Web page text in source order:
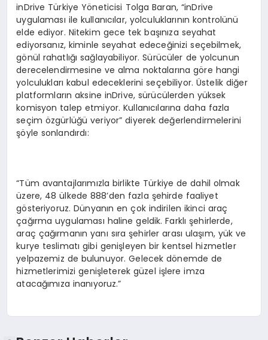
inDrive Türkiye Yöneticisi Tolga Baran, “inDrive
uygulaması ile kullanıcılar, yolculuklarının kontrolünü
elde ediyor. Nitekim gece tek başınıza seyahat
ediyorsanız, kiminle seyahat edeceğinizi seçebilmek,
gönül rahatlığı sağlayabiliyor. Sürücüler de yolcunun
derecelendirmesine ve alma noktalarına göre hangi
yolculukları kabul edeceklerini seçebiliyor. Üstelik diğer
platformların aksine inDrive, sürücülerden yüksek
komisyon talep etmiyor. Kullanıcılarına daha fazla
seçim özgürlüğü veriyor” diyerek değerlendirmelerini
şöyle sonlandırdı:
“Tüm avantajlarımızla birlikte Türkiye de dahil olmak
üzere, 48 ülkede 888’den fazla şehirde faaliyet
gösteriyoruz. Dünyanın en çok indirilen ikinci araç
çağırma uygulaması haline geldik. Farklı şehirlerde,
araç çağırmanın yanı sıra şehirler arası ulaşım, yük ve
kurye teslimatı gibi genişleyen bir kentsel hizmetler
yelpazemiz de bulunuyor. Gelecek dönemde de
hizmetlerimizi genişleterek güzel işlere imza
atacağımıza inanıyoruz.”